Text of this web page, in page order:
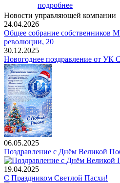
подробнее
Новости управляющей компании
24.04.2026
Общее собрание собственников
революции, 20
30.12.2025
Новогоднее поздравление от
06.05.2025
Поздравление с Днём Великой
19.04.2025
С Праздником Светлой Пасхи!